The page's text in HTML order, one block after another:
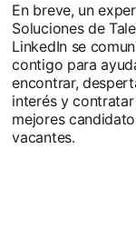
En breve, un
Soluciones de
LinkedIn se
contigo para
encontrar,
interés y
mejores
vacantes.